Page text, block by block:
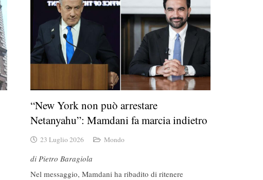
“New York non può arrestare
Netanyahu”: Mamdani fa marcia indietro
23 Luglio 2026 Mondo
di Pietro Baragiola
Nel messaggio, Mamdani ha ribadito di ritenere